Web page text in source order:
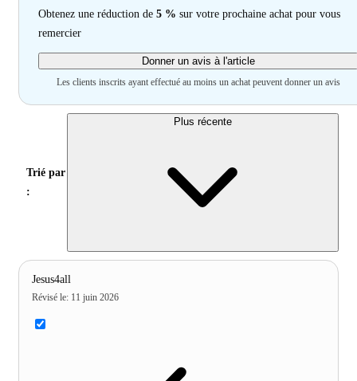
Obtenez une réduction de 5 % sur votre prochaine achat pour vous
remercier
Donner un avis à l'article
Les clients inscrits ayant effectué au moins un achat peuvent donner un avis
Trié par
:
Plus récente
Jesus4all
Révisé le: 11 juin 2026